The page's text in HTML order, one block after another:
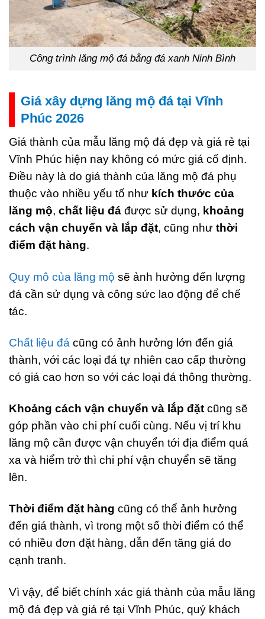
Công trình lăng mộ đá bằng đá xanh Ninh Bình
Giá xây dựng lăng mộ đá tại Vĩnh
Phúc 2026
Giá thành của mẫu lăng mộ đá đẹp và giá rẻ tại
Vĩnh Phúc hiện nay không có mức giá cố định.
Điều này là do giá thành của lăng mộ đá phụ
thuộc vào nhiều yếu tố như kích thước của
lăng mộ, chất liệu đá được sử dụng, khoảng
cách vận chuyển và lắp đặt, cũng như thời
điểm đặt hàng.
Quy mô của lăng mộ sẽ ảnh hưởng đến lượng
đá cần sử dụng và công sức lao động để chế
tác.
Chất liệu đá cũng có ảnh hưởng lớn đến giá
thành, với các loại đá tự nhiên cao cấp thường
có giá cao hơn so với các loại đá thông thường.
Khoảng cách vận chuyển và lắp đặt cũng sẽ
góp phần vào chi phí cuối cùng. Nếu vị trí khu
lăng mộ cần được vận chuyển tới địa điểm quá
xa và hiểm trở thì chi phí vận chuyển sẽ tăng
lên.
Thời điểm đặt hàng cũng có thể ảnh hưởng
đến giá thành, vì trong một số thời điểm có thể
có nhiều đơn đặt hàng, dẫn đến tăng giá do
cạnh tranh.
Vì vậy, để biết chính xác giá thành của mẫu lăng
mộ đá đẹp và giá rẻ tại Vĩnh Phúc, quý khách